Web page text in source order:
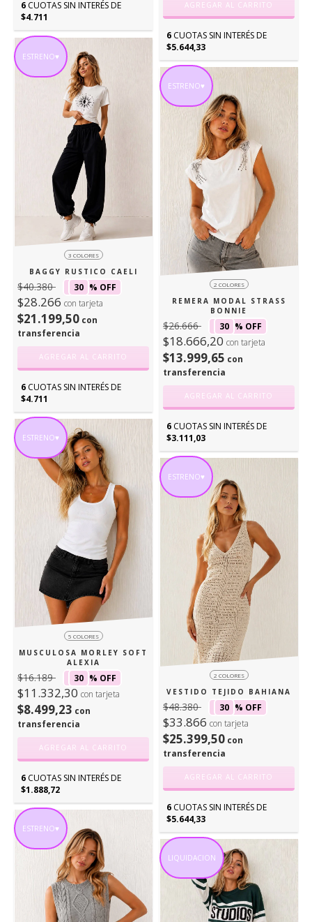
6 CUOTAS SIN INTERÉS DE
$4.711
AGREGAR AL CARRITO
6 CUOTAS SIN INTERÉS DE
$5.644,33
ESTRENO♥
3 COLORES
BAGGY RUSTICO CAELI
$40.380 30 % OFF
$28.266 con tarjeta
$21.199,50 con
transferencia
AGREGAR AL CARRITO
6 CUOTAS SIN INTERÉS DE
$4.711
ESTRENO♥
2 COLORES
REMERA MODAL STRASS
BONNIE
$26.666 30 % OFF
$18.666,20 con tarjeta
$13.999,65 con
transferencia
AGREGAR AL CARRITO
6 CUOTAS SIN INTERÉS DE
$3.111,03
ESTRENO♥
5 COLORES
MUSCULOSA MORLEY SOFT
ALEXIA
$16.189 30 % OFF
$11.332,30 con tarjeta
$8.499,23 con
transferencia
AGREGAR AL CARRITO
6 CUOTAS SIN INTERÉS DE
$1.888,72
ESTRENO♥
2 COLORES
VESTIDO TEJIDO BAHIANA
$48.380 30 % OFF
$33.866 con tarjeta
$25.399,50 con
transferencia
AGREGAR AL CARRITO
6 CUOTAS SIN INTERÉS DE
$5.644,33
ESTRENO♥
LIQUIDACION